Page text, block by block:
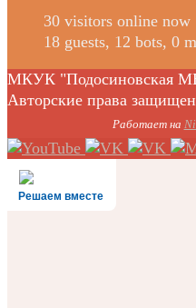
30 visitors online now
18 guests, 12 bots, 0
МКУК "Подосиновская
Авторские права
Работает на
Решаем вместе